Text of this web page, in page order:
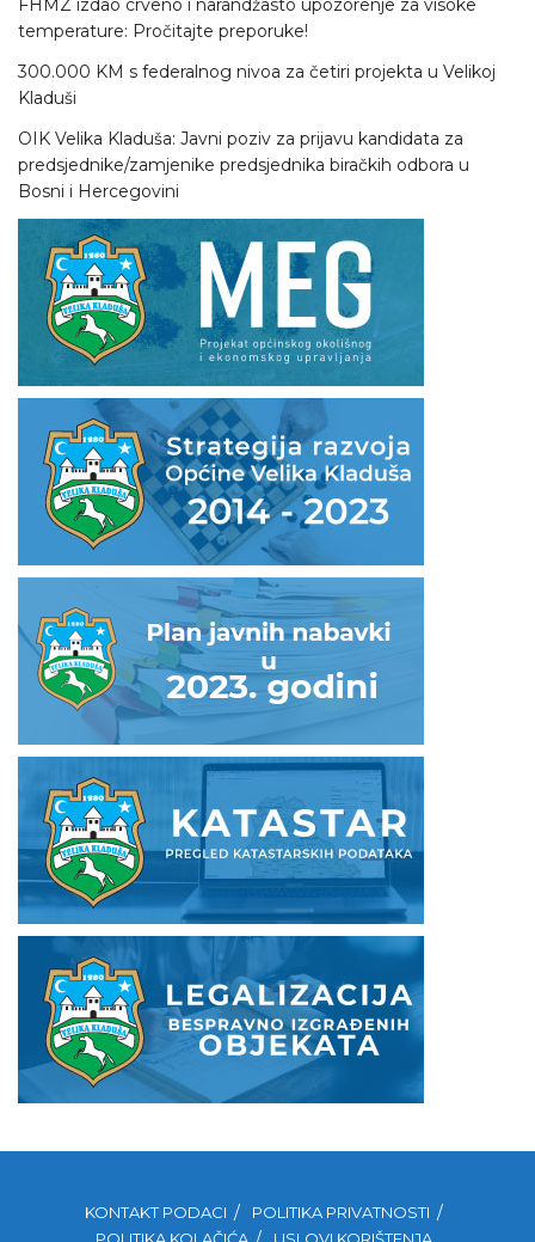
FHMZ izdao crveno i narandžasto upozorenje za visoke
temperature: Pročitajte preporuke!
300.000 KM s federalnog nivoa za četiri projekta u Velikoj
Kladuši
OIK Velika Kladuša: Javni poziv za prijavu kandidata za
predsjednike/zamjenike predsjednika biračkih odbora u
Bosni i Hercegovini
KONTAKT PODACI
POLITIKA PRIVATNOSTI